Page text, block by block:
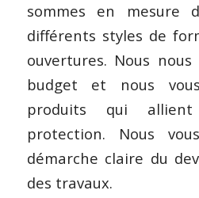
sommes en mesure
différents styles de
ouvertures. Nous
budget et nous
produits qui
protection. Nous
démarche claire du
des travaux.